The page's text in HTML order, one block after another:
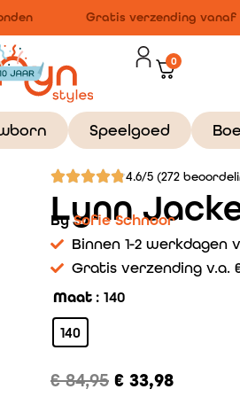
Gratis verzending vanaf
0
Speelgoed
4.6/5 (272
Lynn
BySofie Schnoor
Binnen 1-2 werkdagen
Gratis verzending v.a.
Maat : 140
140
€84,95 € 33,98